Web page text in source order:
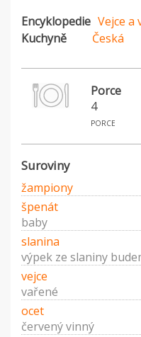
Encyklopedie Vejce a
Kuchyně
Česká
Porce
4
porce
Suroviny
žampiony
špenát
baby
slanina
výpek ze slaniny
vejce
vařené
ocet
červený vinný